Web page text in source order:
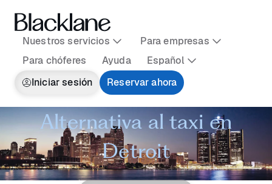
Nuestros servicios
Para empresas
Para chóferes
Ayuda
Español
Iniciar sesión
Reservar ahora
Alternativa al taxi en
Detroit